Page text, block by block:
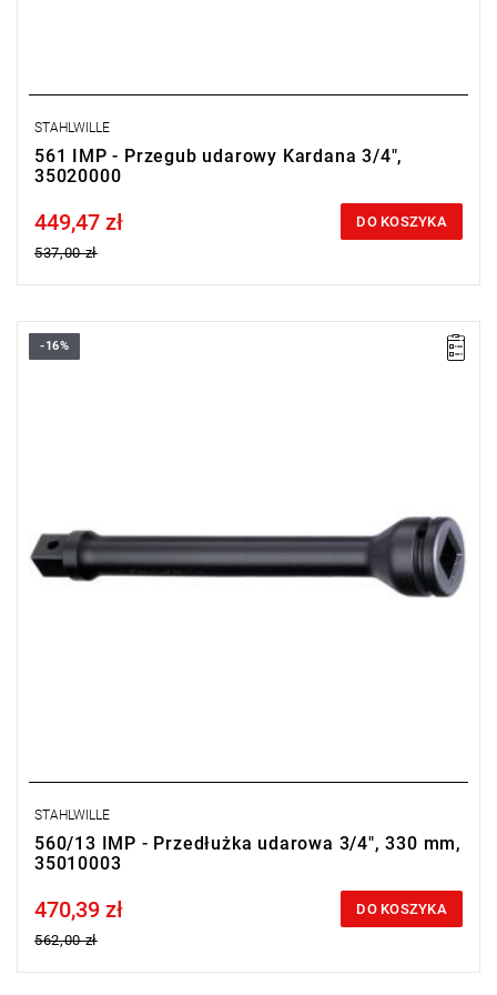
STAHLWILLE
561 IMP - Przegub udarowy Kardana 3/4",
35020000
Price tax included
449,47 zł
537,00 zł
DO KOSZYKA
-16%
STAHLWILLE
560/13 IMP - Przedłużka udarowa 3/4", 330 mm,
35010003
Price tax included
470,39 zł
562,00 zł
DO KOSZYKA